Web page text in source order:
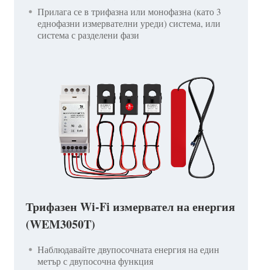
Прилага се в трифазна или монофазна (като 3
еднофазни измервателни уреди) система, или
система с разделени фази
Трифазен Wi-Fi измервател на енергия
(WEM3050T)
Наблюдавайте двупосочната енергия на един
метър с двупосочна функция